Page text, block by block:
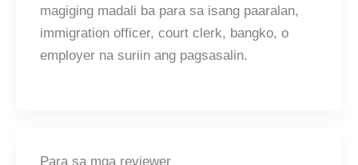
magiging madali ba para sa isang paaralan,
immigration officer, court clerk, bangko, o
employer na suriin ang pagsasalin.
Para sa mga reviewer